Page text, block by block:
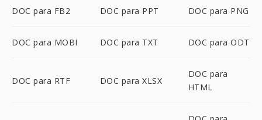
DOC para FB2 DOC para PPT DOC para PNG
DOC para MOBI DOC para TXT DOC para ODT
DOC para RTF DOC para XLSX
DOC para
HTML